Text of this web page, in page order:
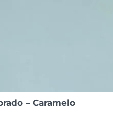
– Caramelo